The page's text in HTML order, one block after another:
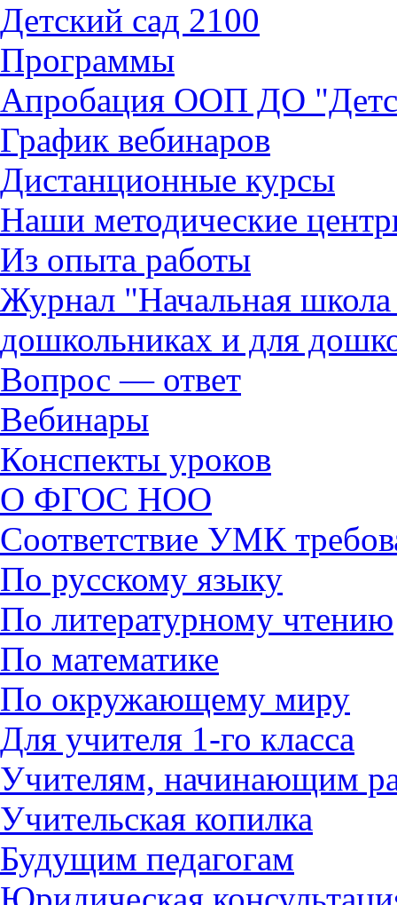
Детский сад 2100
Программы
Апробация ООП ДО
График вебинаров
Дистанционные курсы
Наши методические
Из опыта работы
Журнал "Начальная
дошкольниках и для
Вопрос — ответ
Вебинары
Конспекты уроков
О ФГОС НОО
Соответствие УМК
По русскому языку
По литературному чтению
По математике
По окружающему миру
Для учителя 1-го класса
Учителям, начинающим
Учительская копилка
Будущим педагогам